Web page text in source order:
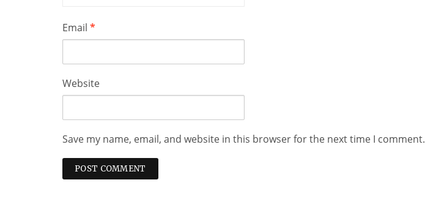
Email *
Website
Save my name, email, and website in this browser for the next time I comment.